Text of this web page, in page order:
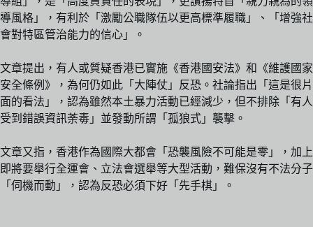
導風格」，有利於「激勵公職隊伍以更高標準履職」、「增強社
會對特區管治能力的信心」。
文章提出，有人或質疑香港已實施《香港國安法》和《維護國家
安全條例》，為何仍如此「大陣仗」反恐。社論指出「這是很片
面的看法」，認為雖然本土暴力活動已經減少，但不排除「有人
受到錯誤資訊荼毒」並發動所謂「孤狼式」襲擊。
文章又指，香港作為國際大都會「恐襲風險不可能是零」，加上
即將要舉行全運會、立法會選舉等大型活動，難保沒有不法分子
「伺機而動」，認為反恐必須下好「先手棋」。